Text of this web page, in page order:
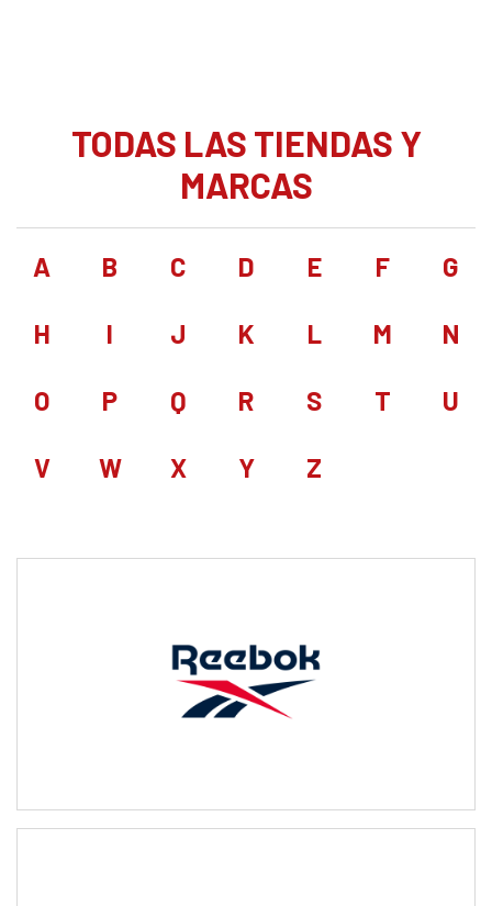
TODAS LAS TIENDAS Y
MARCAS
A B C D E F G
H I J K L M N
O P Q R S T U
V W X Y Z